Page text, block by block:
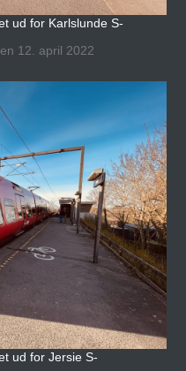
ud for Karlslunde S-
12. april 2022
ud for Jersie S-